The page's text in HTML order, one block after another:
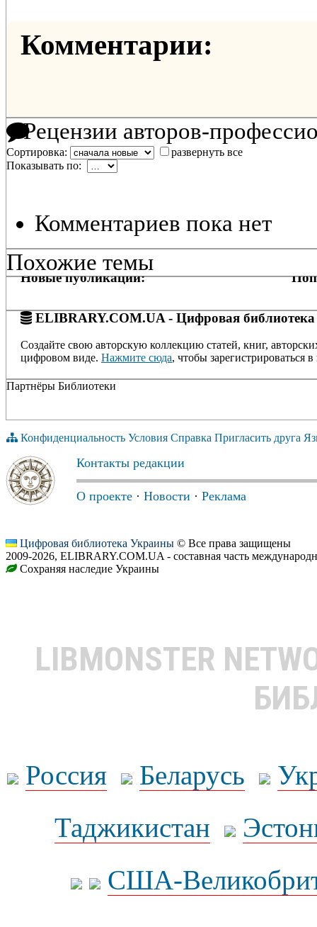
Комментарии:
Рецензии авторов-
Сортировка:
развернуть все
Показывать по:
Комментариев пока нет
Похожие темы
Новые публикации:
ELIBRARY.COM.UA - Цифровая библиотека
Создайте свою авторскую коллекцию статей, книг,
цифровом виде. Нажмите сюда, чтобы зарегистрироваться в
Партнёры Библиотеки
Конфиденциальность Условия Справка Пригласить друга
Контакты редакции
О проекте · Новости · Реклама
Цифровая библиотека Украины © Все права защищены
2009-2026, ELIBRARY.COM.UA - составная часть
Сохраняя наследие Украины
LIBMONSTER
Россия Беларусь
Таджикистан
США-